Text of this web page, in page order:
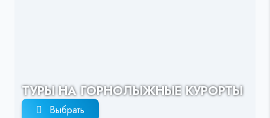
ТУРЫ НА ГОРНОЛЫЖНЫЕ КУРОРТЫ
Выбрать